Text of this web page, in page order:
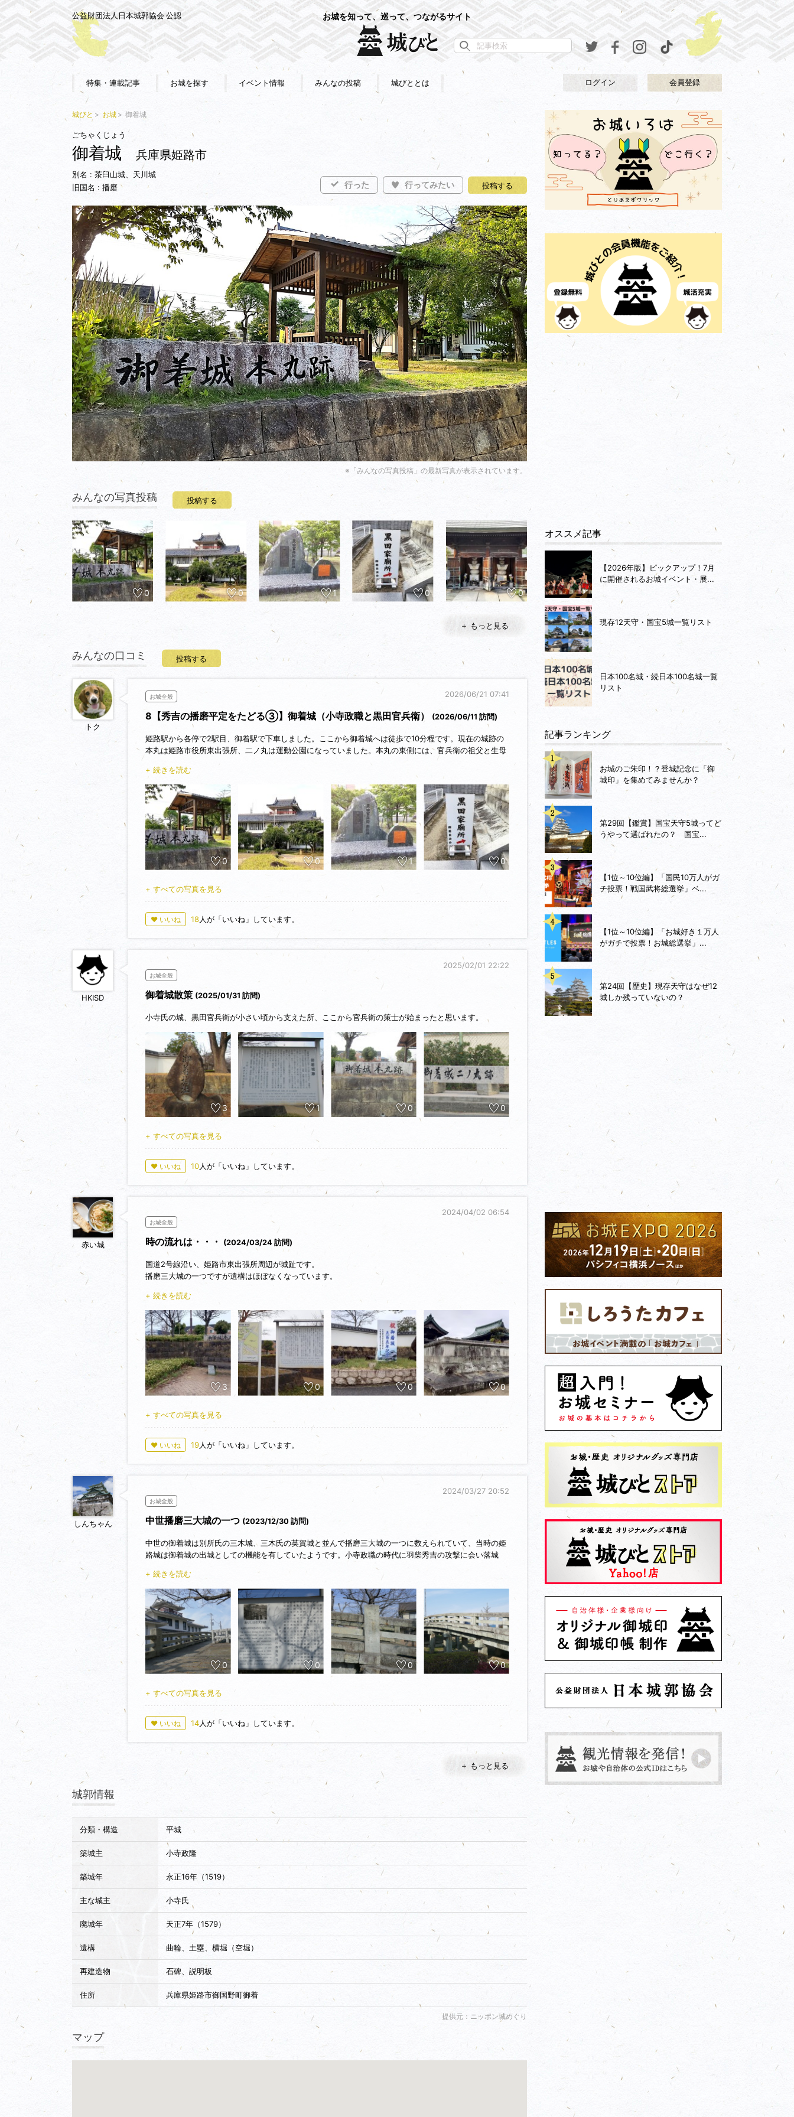
公益財団法人日本城郭協会 公認 お城を知って、巡って、つながるサイト
特集・連載記事 お城を探す イベント情報 みんなの投稿 城びととは ログイン 会員登録
城びと お城 御着城
ごちゃくじょう
御着城 兵庫県姫路市
別名 : 茶臼山城、天川城
旧国名 : 播磨
行った 行ってみたい 投稿する
※「みんなの写真投稿」の最新写真が表示されています。
みんなの写真投稿 投稿する
0 0 1 0 0
＋ もっと見る
みんなの口コミ 投稿する
トク
2026/06/21 07:41
お城全般
8【秀吉の播磨平定をたどる③】御着城（小寺政職と黒田官兵衛） (2026/06/11 訪問)
姫路駅から各停で2駅目、御着駅で下車しました。ここから御着城へは徒歩で10分程です。現在の城跡の
本丸は姫路市役所東出張所、二ノ丸は運動公園になっていました。本丸の東側には、官兵衛の祖父と生母
黒田家は官兵衛の祖父から三代、ここ御着城で小寺氏に仕えます。官兵衛は小寺政職の家老を務め、小寺
姓を名乗る事を許されました。そして織田に付くよう主君政職を説得し、政職の名代として小寺官兵衛と
名乗り、秀吉と行動を共にします。
しかし1579年、荒木村重が謀反を起こし、村重を説得するため有岡城に行った官兵衛が帰ってこないた
め、官兵衛も寝返ったと勘違いした政職は、自分も毛利に寝返ります。それにより翌1580年、秀吉から攻
められ御着城は落城しました。
次は、官兵衛が幽閉された、荒木村重の有岡城へ向かいます。
+ 続きを読む
0 0 1 0
+ すべての写真を見る
♥ いいね 18人が「いいね」しています。
HKISD
2025/02/01 22:22
お城全般
御着城散策 (2025/01/31 訪問)
小寺氏の城、黒田官兵衛が小さい頃から支えた所、ここから官兵衛の策士が始まったと思います。
3 1 0 0
+ すべての写真を見る
♥ いいね 10人が「いいね」しています。
赤い城
2024/04/02 06:54
お城全般
時の流れは・・・ (2024/03/24 訪問)
国道2号線沿い、姫路市東出張所周辺が城趾です。
播磨三大城の一つですが遺構はほぼなくなっています。
その名残の顔出しパネルは半分消失、ボロボロに。
時の流れは時に残酷です。
本丸には天守風の公会堂が建っている他、黒田家の墓所や石碑があります。
向かいのグラウンドが二の丸、その間の道路が堀跡のようです。
北側の天川橋がかかる下の窪みが僅かに遺構として残っています。
公会堂は地域のイベント会場になっているようでこの日は親子連れも多く見られました。
遺構は少なくても地域に密着した良い城かと思います。
+ 続きを読む
3 0 0 0
+ すべての写真を見る
♥ いいね 19人が「いいね」しています。
しんちゃん
2024/03/27 20:52
お城全般
中世播磨三大城の一つ (2023/12/30 訪問)
中世の御着城は別所氏の三木城、三木氏の英賀城と並んで播磨三大城の一つに数えられていて、当時の姫
路城は御着城の出城としての機能を有していたようです。小寺政職の時代に羽柴秀吉の攻撃に会い落城
し、その後廃城となったものの、江戸時代に本丸跡の一画に御着本陣が置かれたようです。
本丸跡の一部は御着城公園として整備されていて一画に黒田官兵衛顕彰碑が建ち、北側に城郭風の建造物
である姫路市役所東出張所が建ち、その裏手に移築された天川橋があります。道路を挟んで東に御国野市
民広場があり、ここが二の丸跡とされ、間の道路は堀跡になると思います。出張所の西手に黒田家廟所が
あり、黒田官兵衛の祖父重隆公と母明石氏の廟所とされています。
廟所の造営は福岡藩主黒田家が享和2年（1802）に資材を福岡から運び完成させたとされていますが、瓦
は深志野で焼かれ、塀は竜山石を使用しているようなので、けっこう現地で調達しているようです。
本丸の発掘調査の際、井戸・石組み溝・建物礎石・掘立柱建物跡・瓦溜り・石組施設などが発掘されてい
ます。二の丸からは井戸・石組み溝・建物跡・土塁・埋甕遺構などが見つかっています。井戸は二基発見
され、いずれも石組井戸だったようです。どうせ史跡公園として整備されるなら、これらの遺構を見学で
移築された天川橋は元は、姫路藩が文政11年（1828）に、ここから南西200ｍの天川に架橋した竜山石製
の太鼓橋で、橋柱に刻まれた銘文は姫路藩儒者・近藤顧一郎によるもののようです。
+ 続きを読む
0 0 0 0
+ すべての写真を見る
♥ いいね 14人が「いいね」しています。
＋ もっと見る
城郭情報
分類・構造 平城
築城主 小寺政隆
築城年 永正16年（1519）
主な城主 小寺氏
廃城年 天正7年（1579）
遺構 曲輪、土塁、横堀（空堀）
再建造物 石碑、説明板
住所 兵庫県姫路市御国野町御着
提供元：ニッポン城めぐり
マップ
オススメ記事
【2026年版】ピックアップ！7月
に開催されるお城イベント・展...
現存12天守・国宝5城一覧リスト
日本100名城・続日本100名城一覧
リスト
記事ランキング
お城のご朱印！？登城記念に「御
城印」を集めてみませんか？
第29回【鑑賞】国宝天守5城ってど
うやって選ばれたの？ 国宝...
【1位～10位編】「国民10万人がガ
チ投票！戦国武将総選挙」ベ...
【1位～10位編】「お城好き１万人
がガチで投票！お城総選挙」...
第24回【歴史】現存天守はなぜ12
城しか残っていないの？